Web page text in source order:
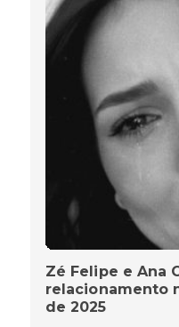
Zé Felipe e Ana
relacionamento
de 2025